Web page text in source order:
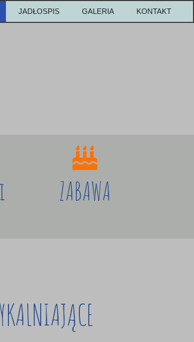
JADŁOSPIS GALERIA KONTAKT
ZABAWA